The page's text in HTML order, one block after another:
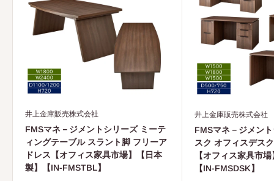
井上金庫販売株式会社
FMSマネ－ジメントシリーズ ミーテ
ィングテーブル スラント脚 フリーア
ドレス【オフィス家具市場】【日本
製】【IN-FMSTBL】
井上金庫販売株式会社
FMSマネ－ジメン
スク オフィスデス
【オフィス家具市
【IN-FMSDSK】